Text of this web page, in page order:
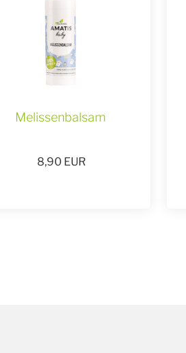
Melissenbalsam
8,90 EUR